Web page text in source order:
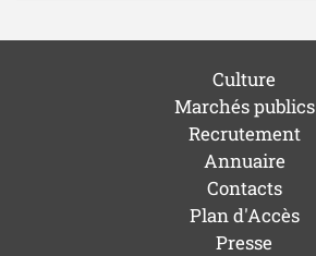
Culture
Marchés publics
Recrutement
Annuaire
Contacts
Plan d'Accès
Presse